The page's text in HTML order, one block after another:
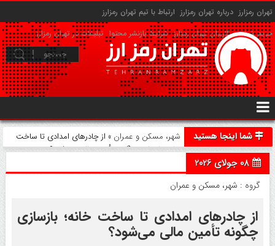
تهران رمزارز درباره تهران رمزارز ارتباط با تیم تهران رمزارز
حریم شخصی کاربران تهران رمزارز شرایط بازنشر محتوا تبلیغات در تهران رمزارز
شما اینجا هستید شهر، مسکن و عمران » از چادرهای امدادی تا ساخت
خانه؛ بازسازی چگونه تأمین مالی می‌شود؟
08 جولای 2026
گروه : شهر، مسکن و عمران
از چادرهای امدادی تا ساخت خانه؛ بازسازی
چگونه تأمین مالی می‌شود؟